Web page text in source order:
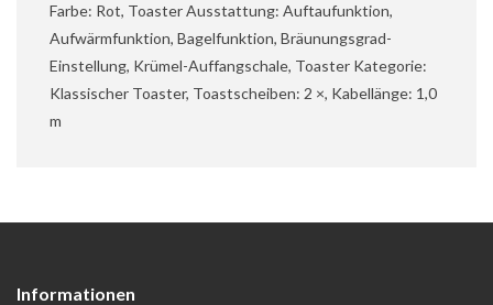
Farbe: Rot, Toaster Ausstattung: Auftaufunktion,
Aufwärmfunktion, Bagelfunktion, Bräunungsgrad-
Einstellung, Krümel-Auffangschale, Toaster Kategorie:
Klassischer Toaster, Toastscheiben: 2 ×, Kabellänge: 1,0
m
Informationen